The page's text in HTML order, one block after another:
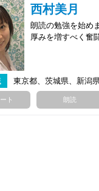
西村美月
朗読の勉強を始め
厚みを増すべく奮
東京都、茨城県、新潟
ト 朗読